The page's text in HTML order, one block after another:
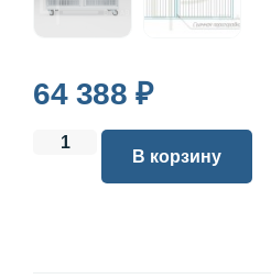
64 388 ₽
В корзину